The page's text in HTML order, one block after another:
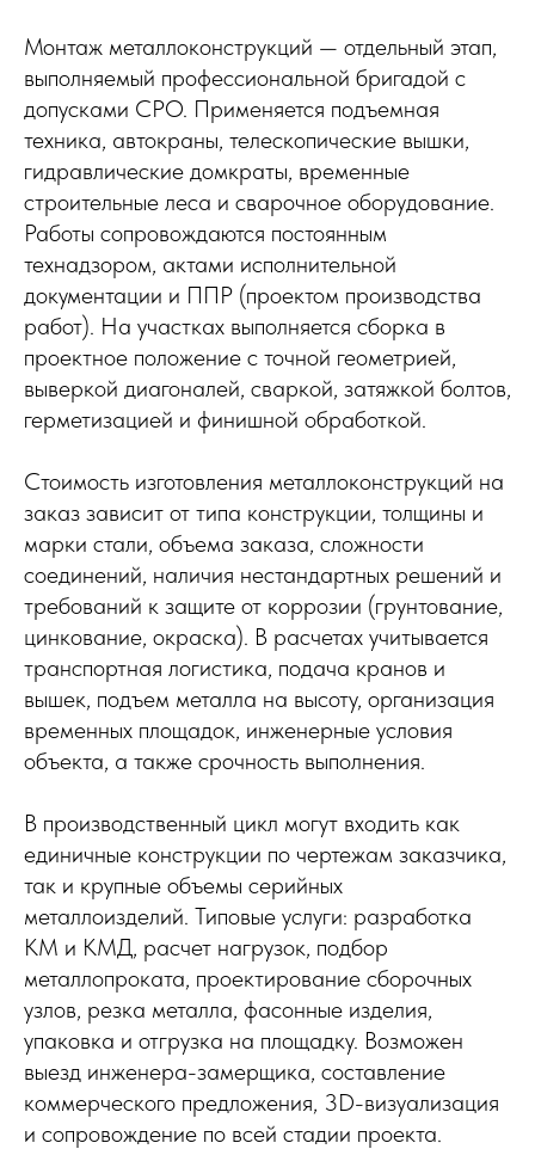
Монтаж металлоконструкций — отдельный этап,
выполняемый профессиональной бригадой с
допусками СРО. Применяется подъемная
техника, автокраны, телескопические вышки,
гидравлические домкраты, временные
строительные леса и сварочное оборудование.
Работы сопровождаются постоянным
технадзором, актами исполнительной
документации и ППР (проектом производства
работ). На участках выполняется сборка в
проектное положение с точной геометрией,
выверкой диагоналей, сваркой, затяжкой болтов,
герметизацией и финишной обработкой.
Стоимость изготовления металлоконструкций на
заказ зависит от типа конструкции, толщины и
марки стали, объема заказа, сложности
соединений, наличия нестандартных решений и
требований к защите от коррозии (грунтование,
цинкование, окраска). В расчетах учитывается
транспортная логистика, подача кранов и
вышек, подъем металла на высоту, организация
временных площадок, инженерные условия
объекта, а также срочность выполнения.
В производственный цикл могут входить как
единичные конструкции по чертежам заказчика,
так и крупные объемы серийных
металлоизделий. Типовые услуги: разработка
КМ и КМД, расчет нагрузок, подбор
металлопроката, проектирование сборочных
узлов, резка металла, фасонные изделия,
упаковка и отгрузка на площадку. Возможен
выезд инженера-замерщика, составление
коммерческого предложения, 3D-визуализация
и сопровождение по всей стадии проекта.